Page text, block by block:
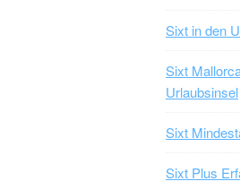
Sixt in den
Sixt
Urlaubsinsel
Sixt
Sixt Plus